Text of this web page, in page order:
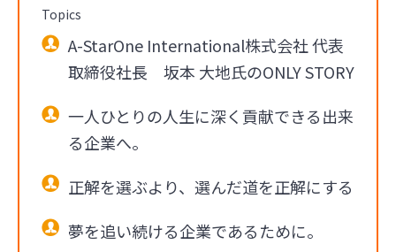
Topics
A-StarOne International株式会社 代表
取締役社長 坂本 大地氏のONLY STORY
一人ひとりの人生に深く貢献できる出来
る企業へ。
正解を選ぶより、選んだ道を正解にする
夢を追い続ける企業であるために。